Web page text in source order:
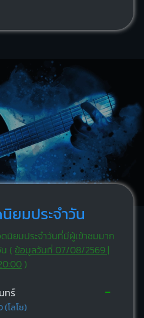
ยมประจำวัน
ยมประจำวันที่มีผู้เข้าชมมาก
( ข้อมูลวันที่ 07/08/2569 |
)
ทร์
(โลโซ)
-